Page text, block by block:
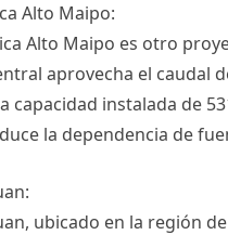
Alto Maipo:
Alto Maipo es otro
aprovecha el caudal
capacidad instalada de
la dependencia de
ubicado en la región